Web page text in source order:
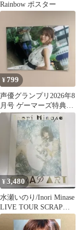
Rainbow ポスター
¥ 799
声優グランプリ2026年8
月号 ゲーマーズ特典ブ
ロマイド 水瀬いのり
¥3,480
水瀬いのり/Inori Minase
LIVE TOUR SCRAP
ART